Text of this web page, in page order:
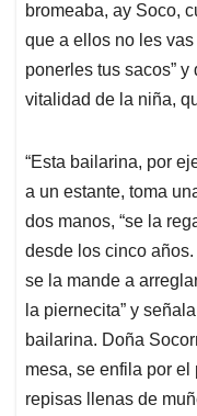
bromeaba, ay Soco,
que a ellos no les
ponerles tus sacos”
vitalidad de la niña,
“Esta bailarina, por
a un estante, toma
dos manos, “se la
desde los cinco
se la mande a
la piernecita” y
bailarina. Doña
mesa, se enfila por
repisas llenas de